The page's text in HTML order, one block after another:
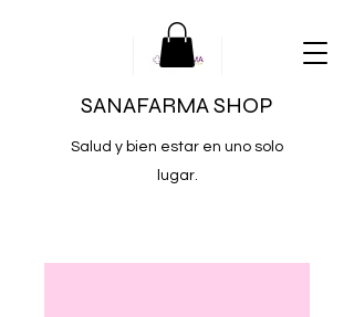
SANAFARMA SHOP
Salud y bien estar en uno solo
lugar.